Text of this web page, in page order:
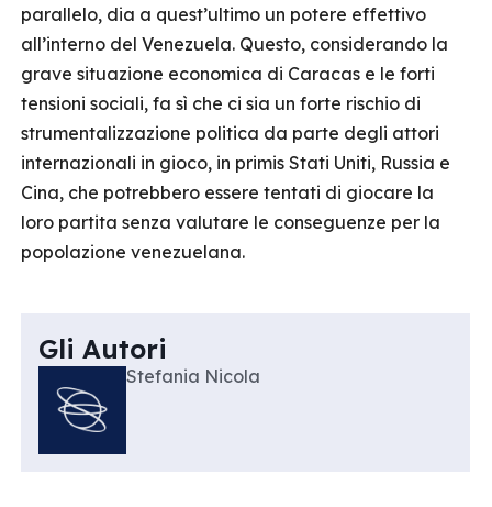
parallelo, dia a quest’ultimo un potere effettivo
all’interno del Venezuela. Questo, considerando la
grave situazione economica di Caracas e le forti
tensioni sociali, fa sì che ci sia un forte rischio di
strumentalizzazione politica da parte degli attori
internazionali in gioco, in primis Stati Uniti, Russia e
Cina, che potrebbero essere tentati di giocare la
loro partita senza valutare le conseguenze per la
popolazione venezuelana.
Gli Autori
Stefania Nicola